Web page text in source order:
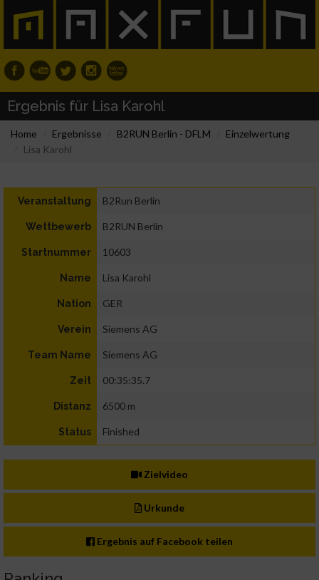
Ergebnis für Lisa Karohl
Home Ergebnisse B2RUN Berlin - DFLM
Einzelwertung
Lisa Karohl
Veranstaltung B2Run Berlin
Wettbewerb B2RUN Berlin
Startnummer 10603
Name Lisa Karohl
Nation GER
Verein Siemens AG
Team Name Siemens AG
Zeit 00:35:35.7
Distanz 6500 m
Status Finished
Zielvideo
Urkunde
Ergebnis auf Facebook teilen